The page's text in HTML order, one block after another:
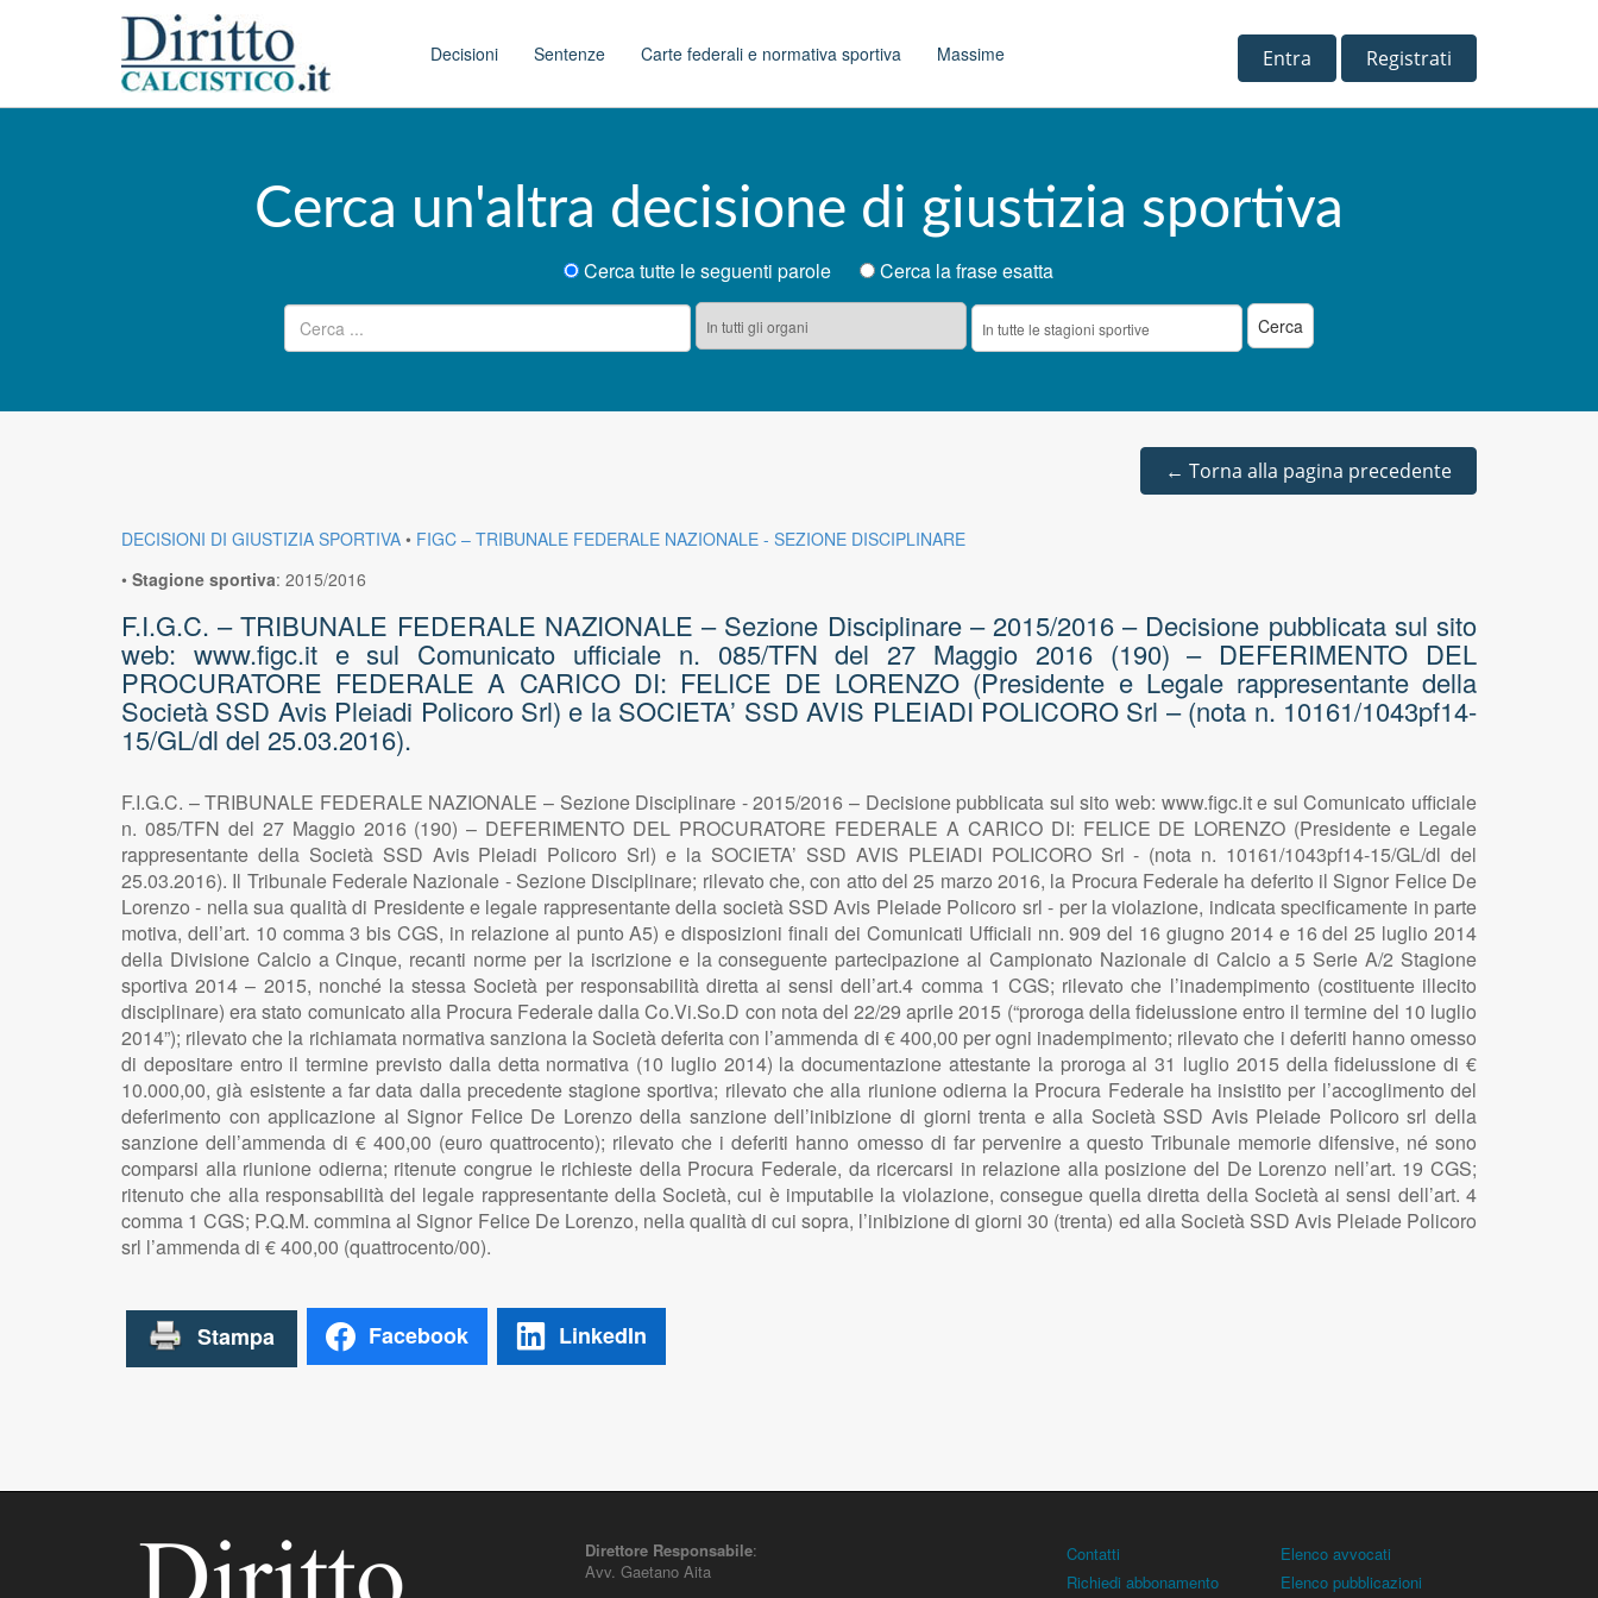
Main menu Decisioni Sentenze Carte federali e normativa sportiva Massime Entra Registrati
Cerca un'altra decisione di giustizia sportiva
Cerca tutte le seguenti parole
Cerca la frase esatta
Ricerca per:
← Torna alla pagina precedente
DECISIONI DI GIUSTIZIA SPORTIVA • FIGC – TRIBUNALE FEDERALE NAZIONALE - SEZIONE DISCIPLINARE
• Stagione sportiva: 2015/2016
F.I.G.C. – TRIBUNALE FEDERALE NAZIONALE – Sezione Disciplinare – 2015/2016 – Decisione pubblicata sul sito
web: www.figc.it e sul Comunicato ufficiale n. 085/TFN del 27 Maggio 2016 (190) – DEFERIMENTO DEL
PROCURATORE FEDERALE A CARICO DI: FELICE DE LORENZO (Presidente e Legale rappresentante della
Società SSD Avis Pleiadi Policoro Srl) e la SOCIETA’ SSD AVIS PLEIADI POLICORO Srl – (nota n. 10161/1043pf14-
15/GL/dl del 25.03.2016).
F.I.G.C. – TRIBUNALE FEDERALE NAZIONALE – Sezione Disciplinare - 2015/2016 – Decisione pubblicata sul sito web: www.figc.it e sul Comunicato ufficiale
n. 085/TFN del 27 Maggio 2016 (190) – DEFERIMENTO DEL PROCURATORE FEDERALE A CARICO DI: FELICE DE LORENZO (Presidente e Legale
rappresentante della Società SSD Avis Pleiadi Policoro Srl) e la SOCIETA’ SSD AVIS PLEIADI POLICORO Srl - (nota n. 10161/1043pf14-15/GL/dl del
25.03.2016). Il Tribunale Federale Nazionale - Sezione Disciplinare; rilevato che, con atto del 25 marzo 2016, la Procura Federale ha deferito il Signor Felice De
Lorenzo - nella sua qualità di Presidente e legale rappresentante della società SSD Avis Pleiade Policoro srl - per la violazione, indicata specificamente in parte
motiva, dell’art. 10 comma 3 bis CGS, in relazione al punto A5) e disposizioni finali dei Comunicati Ufficiali nn. 909 del 16 giugno 2014 e 16 del 25 luglio 2014
della Divisione Calcio a Cinque, recanti norme per la iscrizione e la conseguente partecipazione al Campionato Nazionale di Calcio a 5 Serie A/2 Stagione
sportiva 2014 – 2015, nonché la stessa Società per responsabilità diretta ai sensi dell’art.4 comma 1 CGS; rilevato che l’inadempimento (costituente illecito
disciplinare) era stato comunicato alla Procura Federale dalla Co.Vi.So.D con nota del 22/29 aprile 2015 (“proroga della fideiussione entro il termine del 10 luglio
2014”); rilevato che la richiamata normativa sanziona la Società deferita con l’ammenda di € 400,00 per ogni inadempimento; rilevato che i deferiti hanno omesso
di depositare entro il termine previsto dalla detta normativa (10 luglio 2014) la documentazione attestante la proroga al 31 luglio 2015 della fideiussione di €
10.000,00, già esistente a far data dalla precedente stagione sportiva; rilevato che alla riunione odierna la Procura Federale ha insistito per l’accoglimento del
deferimento con applicazione al Signor Felice De Lorenzo della sanzione dell’inibizione di giorni trenta e alla Società SSD Avis Pleiade Policoro srl della
sanzione dell’ammenda di € 400,00 (euro quattrocento); rilevato che i deferiti hanno omesso di far pervenire a questo Tribunale memorie difensive, né sono
comparsi alla riunione odierna; ritenute congrue le richieste della Procura Federale, da ricercarsi in relazione alla posizione del De Lorenzo nell’art. 19 CGS;
ritenuto che alla responsabilità del legale rappresentante della Società, cui è imputabile la violazione, consegue quella diretta della Società ai sensi dell’art. 4
comma 1 CGS; P.Q.M. commina al Signor Felice De Lorenzo, nella qualità di cui sopra, l’inibizione di giorni 30 (trenta) ed alla Società SSD Avis Pleiade Policoro
srl l’ammenda di € 400,00 (quattrocento/00).
Facebook LinkedIn
Direttore Responsabile:
Avv. Gaetano Aita
Contatti
Richiedi abbonamento
Elenco avvocati
Elenco pubblicazioni